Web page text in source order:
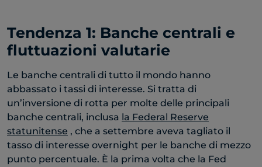
Tendenza 1: Banche centrali e
fluttuazioni valutarie
Le banche centrali di tutto il mondo hanno
abbassato i tassi di interesse. Si tratta di
un’inversione di rotta per molte delle principali
banche centrali, inclusa la Federal Reserve
statunitense , che a settembre aveva tagliato il
tasso di interesse overnight per le banche di mezzo
punto percentuale. È la prima volta che la Fed